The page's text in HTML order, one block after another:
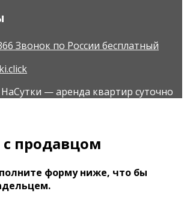
Звонок по России бесплатный
— аренда квартир суточно
с продавцом
форму ниже, что бы